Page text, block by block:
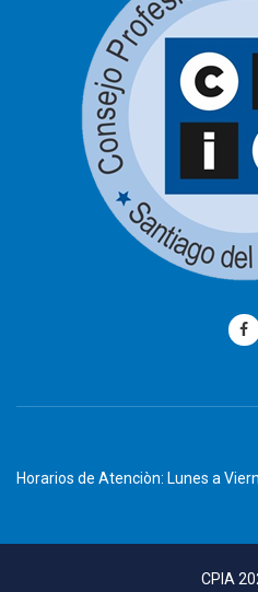
Horarios de Atenciòn: Lunes a
CPIA